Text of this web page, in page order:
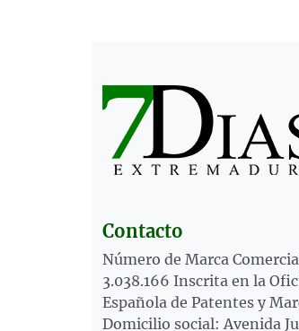
Contacto
Número de Marca
3.038.166 Inscrita en la
Española de Patentes y
Domicilio social: Avenida